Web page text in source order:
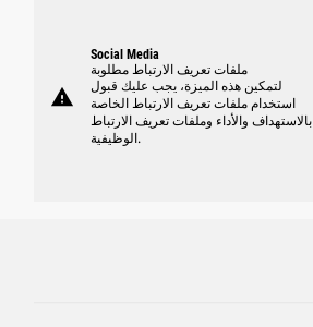
warning
Social Media
ملفات تعريف الارتباط مطلوبة
لتمكين هذه الميزة، يجب عليك قبول
استخدام ملفات تعريف الارتباط الخاصة
بالاستهداف والأداء وملفات تعريف الارتباط
الوظيفية.